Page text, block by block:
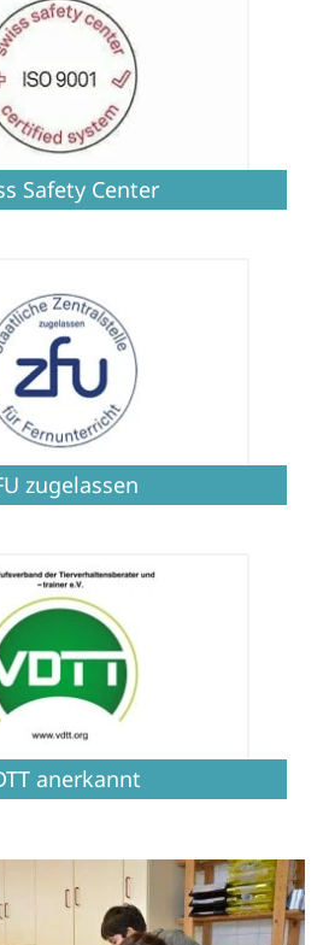
Safety Center
zugelassen
anerkannt